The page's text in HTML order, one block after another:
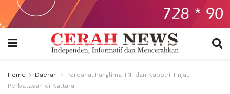
Home Daerah
Perdana, Panglima TNI dan Kapolri Tinjau
Perbatasan di Kaltara